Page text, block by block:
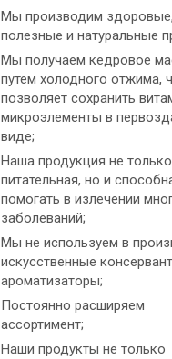
Мы производим здоровые,
полезные и натуральные
Мы получаем кедровое
путем холодного отжима,
позволяет сохранить
микроэлементы в
виде;
Наша продукция не только
питательная, но и
помогать в излечении
заболеваний;
Мы не используем в
искусственные
ароматизаторы;
Постоянно расширяем
ассортимент;
Наши продукты не только